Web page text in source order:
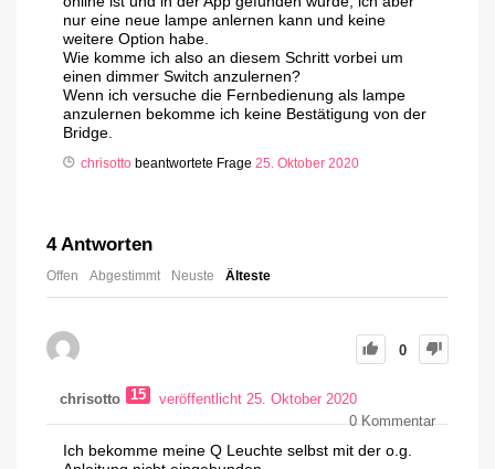
nur eine neue lampe anlernen kann und keine
weitere Option habe.
Wie komme ich also an diesem Schritt vorbei um
einen dimmer Switch anzulernen?
Wenn ich versuche die Fernbedienung als lampe
anzulernen bekomme ich keine Bestätigung von der
Bridge.
chrisotto beantwortete Frage 25. Oktober 2020
4Antworten
Offen Abgestimmt Neuste Älteste
0
chrisotto 15
veröffentlicht 25. Oktober 2020
0Kommentar
Ich bekomme meine Q Leuchte selbst mit der o.g.